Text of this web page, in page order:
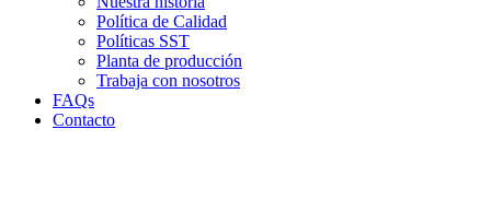
Política de Calidad
Políticas SST
Planta de producción
Trabaja con nosotros
FAQs
Contacto